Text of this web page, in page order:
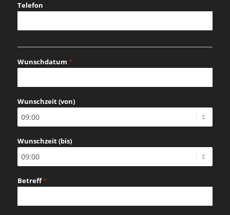
Telefon
Wunschdatum *
TT
Schrägstrich
Wunschzeit (von)
Wunschzeit (bis)
Betreff*